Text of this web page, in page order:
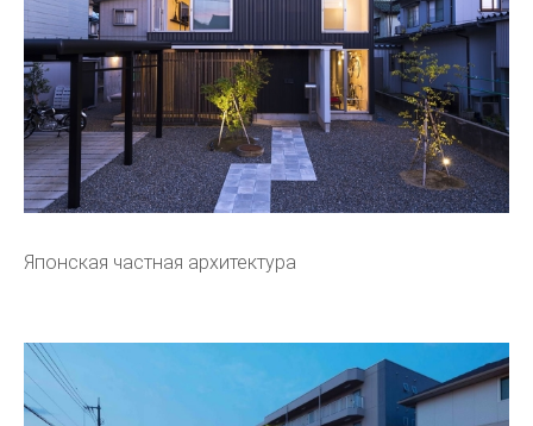
Японская частная архитектура